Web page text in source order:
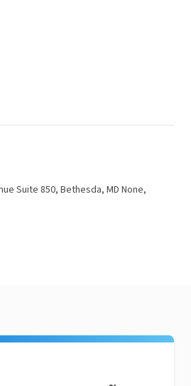
Suite 850, Bethesda, MD None,